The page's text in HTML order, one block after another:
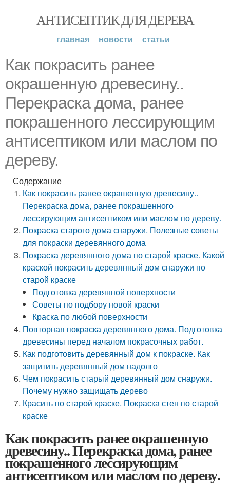
АНТИСЕПТИК ДЛЯ ДЕРЕВА
главная новости статьи
Как покрасить ранее
окрашенную древесину..
Перекраска дома, ранее
покрашенного лессирующим
антисептиком или маслом по
дереву.
Содержание
Как покрасить ранее окрашенную древесину..
Перекраска дома, ранее покрашенного
лессирующим антисептиком или маслом по дереву.
Покраска старого дома снаружи. Полезные советы
для покраски деревянного дома
Покраска деревянного дома по старой краске. Какой
краской покрасить деревянный дом снаружи по
старой краске
Подготовка деревянной поверхности
Советы по подбору новой краски
Краска по любой поверхности
Повторная покраска деревянного дома. Подготовка
древесины перед началом покрасочных работ.
Как подготовить деревянный дом к покраске. Как
защитить деревянный дом надолго
Чем покрасить старый деревянный дом снаружи.
Почему нужно защищать дерево
Красить по старой краске. Покраска стен по старой
краске
Как покрасить ранее окрашенную
древесину.. Перекраска дома, ранее
покрашенного лессирующим
антисептиком или маслом по дереву.